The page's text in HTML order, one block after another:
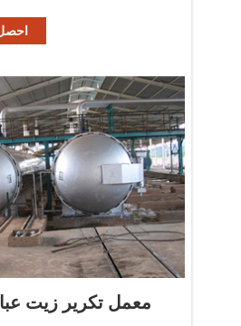
معمل تكرير زيت